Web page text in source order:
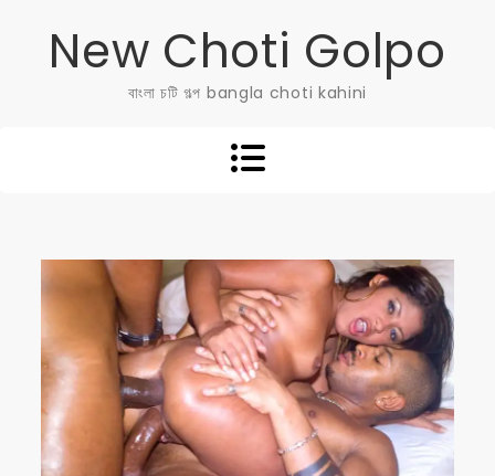
New Choti Golpo
বাংলা চটি গল্প bangla choti kahini